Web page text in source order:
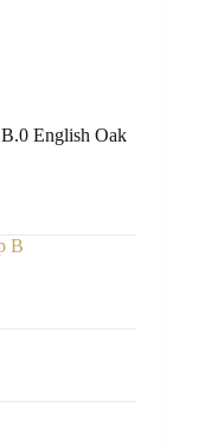
English Oak
B